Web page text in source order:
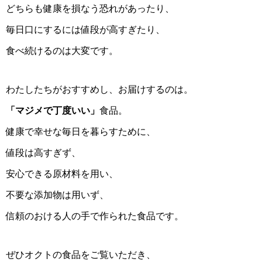
どちらも健康を損なう恐れがあったり、
毎日口にするには値段が高すぎたり、
食べ続けるのは大変です。
わたしたちがおすすめし、お届けするのは。
「マジメで丁度いい」 食品。
健康で幸せな毎日を暮らすために、
値段は高すぎず、
安心できる原材料を用い、
不要な添加物は用いず、
信頼のおける人の手で作られた食品です。
ぜひオクトの食品をご覧いただき、